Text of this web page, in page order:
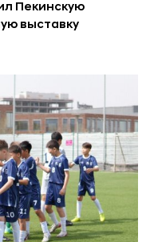
Пекинскую
выставку